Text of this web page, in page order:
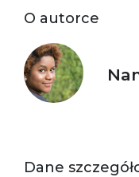
O autorce
Dane